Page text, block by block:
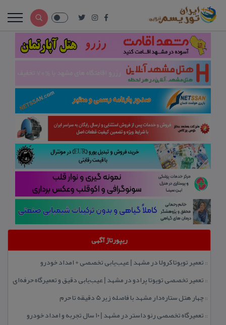
ریپورتاژ آگهی
:: تعمیر تویوتا كرولا در مشهد | عیب‌یابی تخصصی + امداد خودرو
:: تعمیر تخصصی تویوتا پرادو در مشهد | عیب‌یابی دقیق و تعمیرگاه حرفه‌ای
::چهار هتل‌ ستاره‌دار مشهد با فاصله زیر 5 دقیقه تا حرم
:: تعمیرگاه تخصصی رنو داستر در مشهد | ۱۰ سال تجربه و امداد خودرو